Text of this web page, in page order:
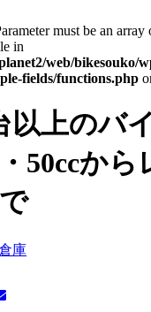
must be an array
in
web/bikesouko/
fields/functions.php
以上のバ
50ccから